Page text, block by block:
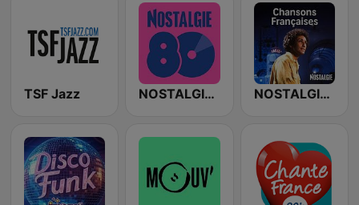
TSF Jazz NOSTALGIE 80 NOSTALGIE CHANSONS FRANCAISES